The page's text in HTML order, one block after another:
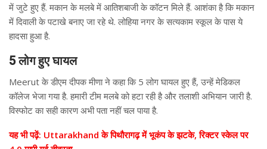
में जुटे हुए हैं. मकान के मलबे में आतिशबाजी के कॉटन मिले हैं. आशंका है कि मकान
में दिवाली के पटाखे बनाए जा रहे थे. लोहिया नगर के सत्यकाम स्कूल के पास ये
हादसा हुआ है.
5 लोग हुए घायल
Meerut के डीएम दीपक मीणा ने कहा कि 5 लोग घायल हुए हैं, उन्हें मेडिकल
कॉलेज भेजा गया है. हमारी टीम मलबे को हटा रही है और तलाशी अभियान जारी है.
विस्फोट का सही कारण अभी पता नहीं चल पाया है.
यह भी पढ़ें: Uttarakhand के पिथौरागढ़ में भूकंप के झटके, रिक्टर स्केल पर